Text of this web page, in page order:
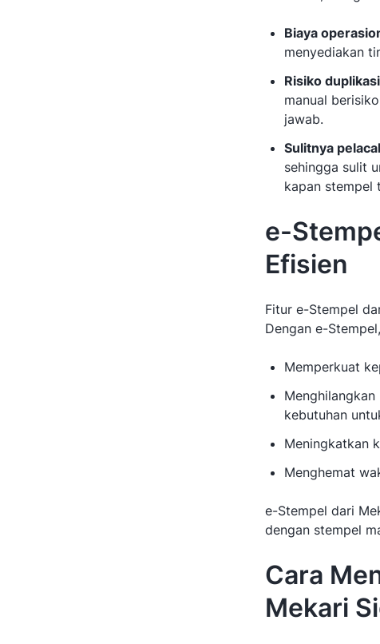
Biaya
menyediakan
Risiko
manual
jawab.
Sulitnya
sehingga sulit
kapan stempel
e-
Efisien
Fitur e-Stempel
Dengan e-
Memperkuat
kebutuhan
Meningkatkan
Menghemat
e-Stempel dari
dengan stempel
Cara
Mekari